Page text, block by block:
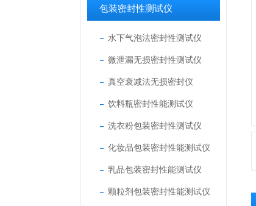
包装密封性测试仪
水下气泡法密封性测试仪
微泄漏无损密封性测试仪
真空衰减法无损密封仪
饮料瓶密封性能测试仪
洗衣粉包装密封性测试仪
化妆品包装密封性能测试仪
乳品包装密封性能测试仪
颗粒剂包装密封性能测试仪